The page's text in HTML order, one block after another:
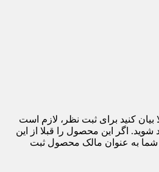
بیان کنید برای ثبت نظر، لازم است
شوید. اگر این محصول را قبلا از این
شما به عنوان مالک محصول ثبت